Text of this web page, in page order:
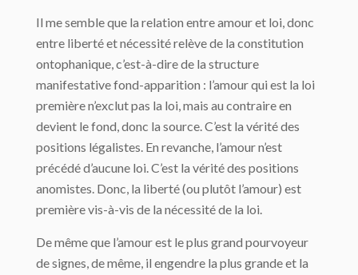
Il me semble que la relation entre amour et loi, donc
entre liberté et nécessité relève de la constitution
ontophanique, c’est-à-dire de la structure
manifestative fond-apparition : l’amour qui est la loi
première n’exclut pas la loi, mais au contraire en
devient le fond, donc la source. C’est la vérité des
positions légalistes. En revanche, l’amour n’est
précédé d’aucune loi. C’est la vérité des positions
anomistes. Donc, la liberté (ou plutôt l’amour) est
première vis-à-vis de la nécessité de la loi.
De même que l’amour est le plus grand pourvoyeur
de signes, de même, il engendre la plus grande et la